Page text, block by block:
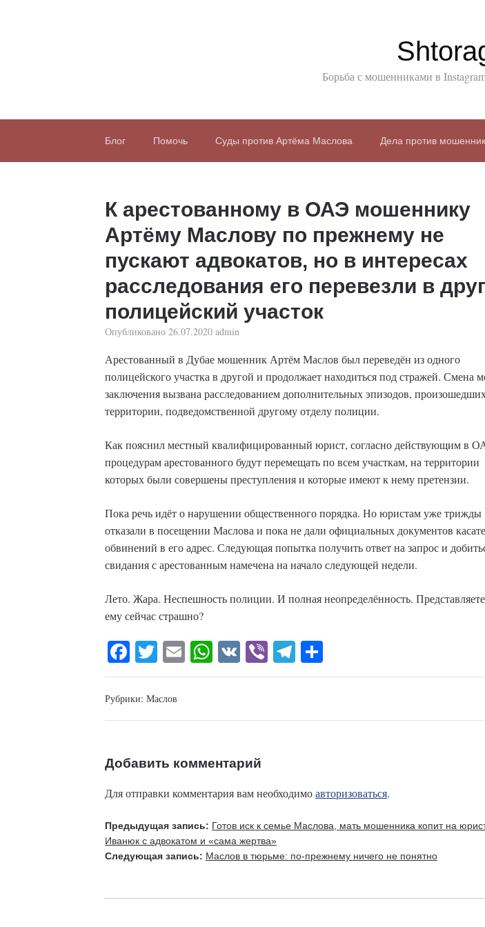
Борьба с мошенниками в
Блог Помочь Суды против Артёма Маслова Дела против
К арестованному в ОАЭ мошеннику
Артёму Маслову по прежнему не
пускают адвокатов, но в интересах
расследования его перевезли в
полицейский участок
Опубликовано 26.07.2020 admin
Арестованный в Дубае мошенник Артём Маслов был переведён из одного
полицейского участка в другой и продолжает находиться под стражей. Смена
заключения вызвана расследованием дополнительных эпизодов,
территории, подведомственной другому отделу полиции.
Как пояснил местный квалифицированный юрист, согласно действующим в
процедурам арестованного будут перемещать по всем участкам, на территории
которых были совершены преступления и которые имеют к нему претензии.
Пока речь идёт о нарушении общественного порядка. Но юристам уже трижды
отказали в посещении Маслова и пока не дали официальных документов
обвинений в его адрес. Следующая попытка получить ответ на запрос и
свидания с арестованным намечена на начало следующей недели.
Лето. Жара. Неспешность полиции. И полная неопределённость.
ему сейчас страшно?
Fa
ce
bo
ok
T
wi
tte
r
E
m
W
ha
A
V
K
Vi
be
Te
le
a
тп
ви
Рубрики: Маслов
Добавить комментарий
Для отправки комментария вам необходимоавторизоваться.
Предыдущая запись: Готов иск к семье Маслова, мать мошенника копит на
Иванюк с адвокатом и «сама жертва»
Следующая запись: Маслов в тюрьме: по-прежнему ничего не понятно